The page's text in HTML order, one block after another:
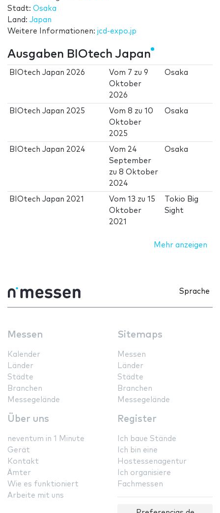
Stadt: Osaka
Land: Japan
Weitere Informationen: jcd-expo.jp
Ausgaben BIOtech Japan
BIOtech Japan 2026 Vom 7 zu9
Oktober
2026
Osaka
BIOtech Japan 2025 Vom8 zu10
Oktober
2025
Osaka
BIOtech Japan 2024 Vom 24
September
zu8 Oktober
2024
Osaka
BIOtech Japan 2021 Vom13 zu15
Oktober
2021
Tokio Big
Sight
Mehr anzeigen
Sprache
Messen
Kalender
Länder
Städte
Branchen
Messegelände
Sitemaps
Messen
Länder
Städte
Branchen
Messegelände
Über uns
neventum in 1 Minute
Gerät
Kontakt
Ämter
Wie es funktioniert
Arbeite mit uns
Register
Ich baue Stände
Ich bin eine
Hostessenagentur
Ich organisiere
Fachmessen